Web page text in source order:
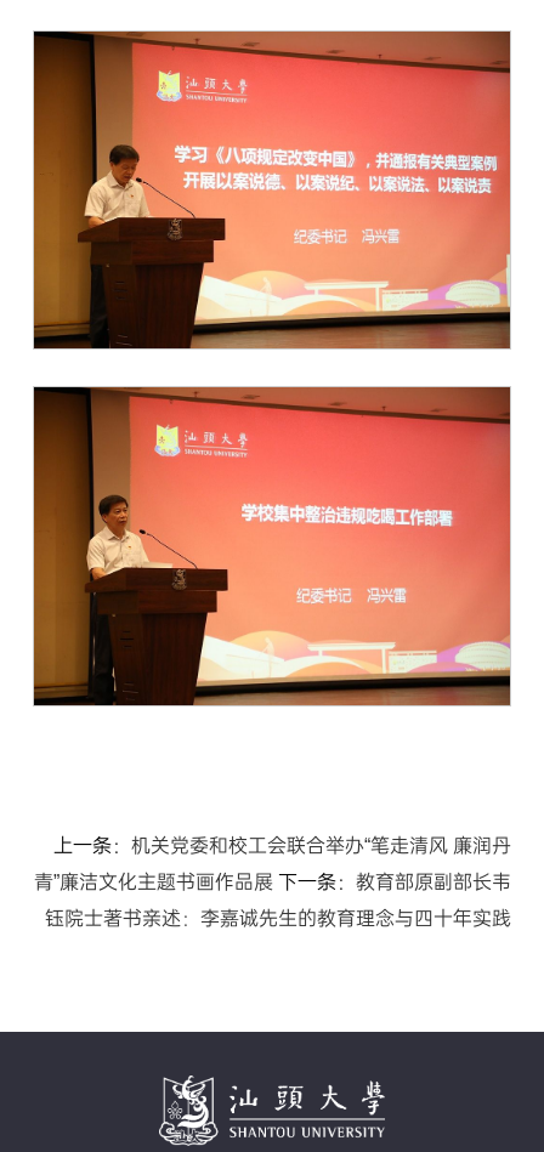
上一条： 机关党委和校工会联合举办“笔走清风 廉润丹
青”廉洁文化主题书画作品展 下一条： 教育部原副部长韦
钰院士著书亲述：李嘉诚先生的教育理念与四十年实践